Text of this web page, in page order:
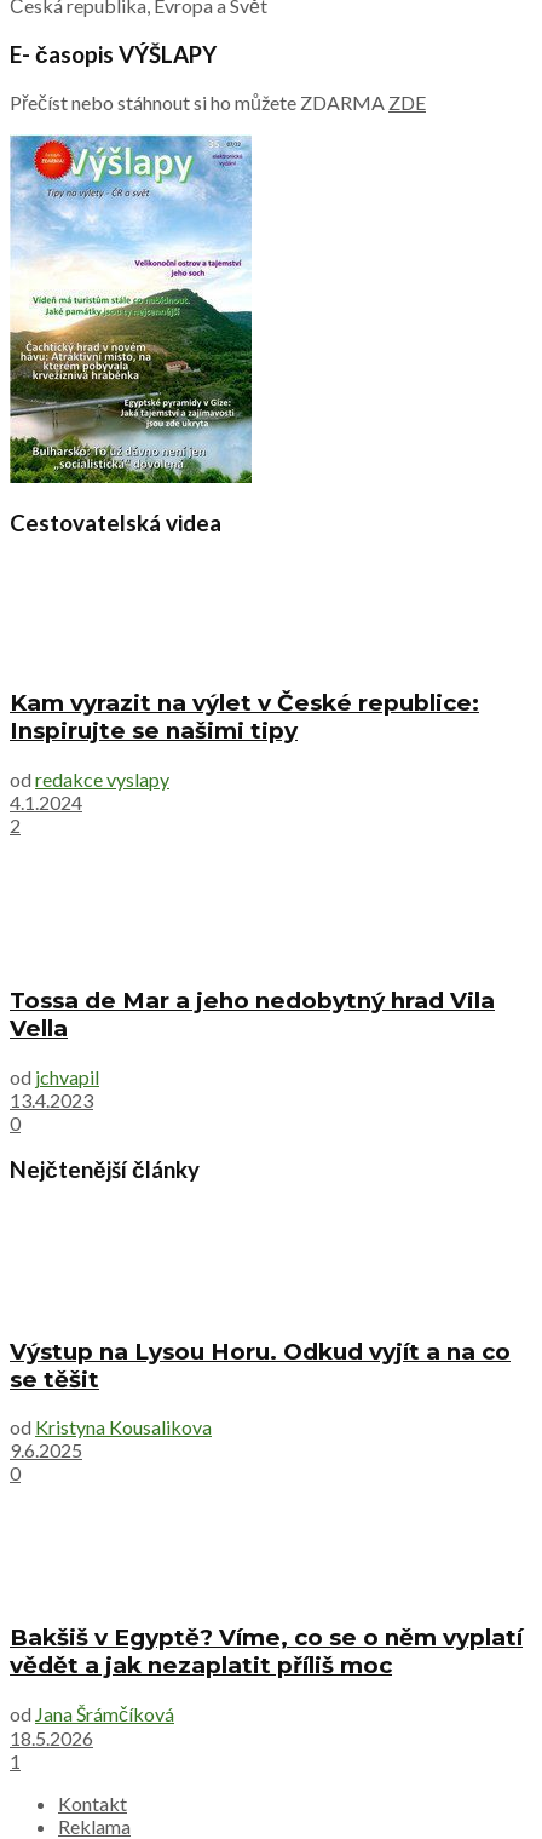
Česká republika, Evropa a Svět
E- časopis VÝŠLAPY
Přečíst nebo stáhnout si ho můžete ZDARMA ZDE
Cestovatelská videa
Kam vyrazit na výlet v České republice:
Inspirujte se našimi tipy
od redakce vyslapy
4.1.2024
2
Tossa de Mar a jeho nedobytný hrad Vila
Vella
od jchvapil
13.4.2023
0
Nejčtenější články
Výstup na Lysou Horu. Odkud vyjít a na co
se těšit
od Kristyna Kousalikova
9.6.2025
0
Bakšiš v Egyptě? Víme, co se o něm vyplatí
vědět a jak nezaplatit příliš moc
od Jana Šrámčíková
18.5.2026
1
Kontakt
Reklama